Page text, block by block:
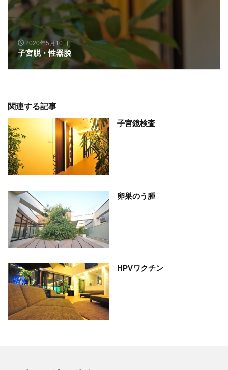
2020年5月10日
子宮脱・性器脱
関連する記事
子宮鏡検査
卵巣のう腫
HPVワクチン